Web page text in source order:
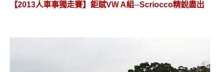
【2013人車事獨走賽】鉅賦VW A組─Scriocco精銳盡出